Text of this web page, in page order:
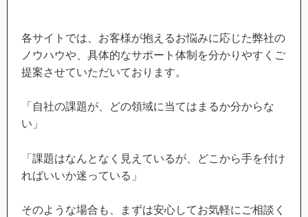
各サイトでは、お客様が抱えるお悩みに応じた弊社の
ノウハウや、具体的なサポート体制を分かりやすくご
提案させていただいております。
「自社の課題が、どの領域に当てはまるか分からな
い」
「課題はなんとなく見えているが、どこから手を付け
ればいいか迷っている」
そのような場合も、まずは安心してお気軽にご相談く